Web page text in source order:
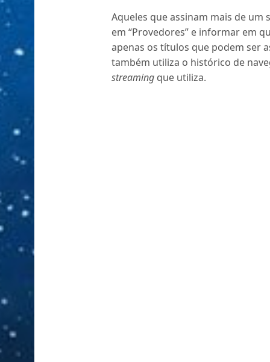
Aqueles que assinam mais de um
em “Provedores” e informar em
apenas os títulos que podem ser
também utiliza o histórico de
streaming que utiliza.